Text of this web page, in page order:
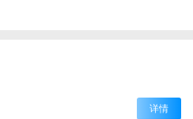
详情